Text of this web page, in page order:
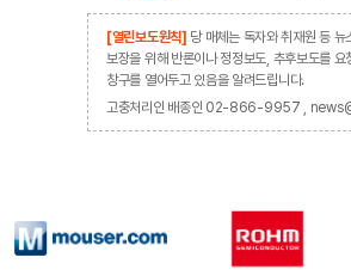
[열린보도원칙] 당 매체는 독자와 취재원 등 뉴
보장을 위해 반론이나 정정보도, 추후보도를 요
창구를 열어두고 있음을 알려드립니다.
고충처리인 배종인 02-866-9957 ,